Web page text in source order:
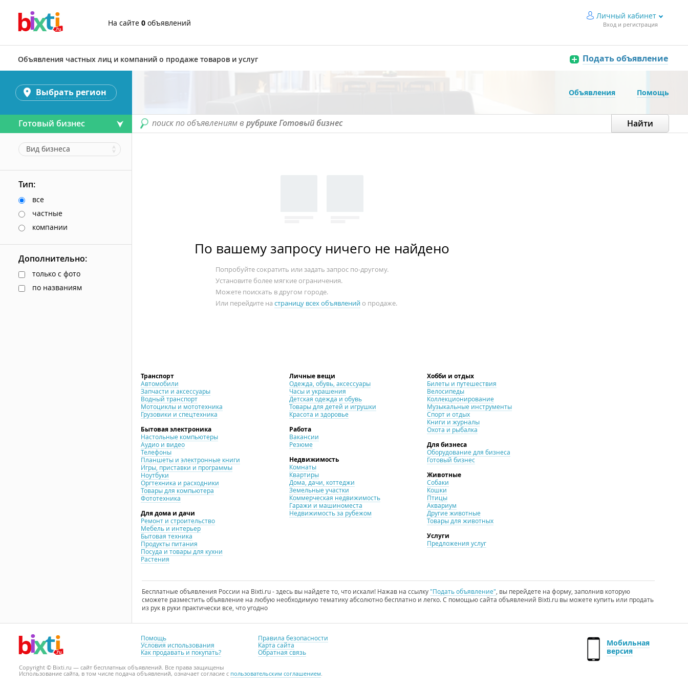
На сайте 0 объявлений
Личный кабинет
Вход и регистрация
Объявления частных лиц и компаний о продаже товаров и услуг Подать объявление
Объявления Помощь
поиск по объявлениям в рубрике Готовый бизнес
По вашему запросу ничего не найдено
Попробуйте сократить или задать запрос по-другому.
Установите более мягкие ограничения.
Можете поискать в другом городе.
Или перейдите на страницу всех объявленийо продаже.
Транспорт
Автомобили
Запчасти и аксессуары
Водный транспорт
Мотоциклы и мототехника
Грузовики и спецтехника
Бытовая электроника
Настольные компьютеры
Аудио и видео
Телефоны
Планшеты и электронные книги
Игры, приставки и программы
Ноутбуки
Оргтехника и расходники
Товары для компьютера
Фототехника
Для дома и дачи
Ремонт и строительство
Мебель и интерьер
Бытовая техника
Продукты питания
Посуда и товары для кухни
Растения
Личные вещи
Одежда, обувь, аксессуары
Часы и украшения
Детская одежда и обувь
Товары для детей и игрушки
Красота и здоровье
Работа
Вакансии
Резюме
Недвижимость
Комнаты
Квартиры
Дома, дачи, коттеджи
Земельные участки
Коммерческая недвижимость
Гаражи и машиноместа
Недвижимость за рубежом
Хобби и отдых
Билеты и путешествия
Велосипеды
Коллекционирование
Музыкальные инструменты
Спорт и отдых
Книги и журналы
Охота и рыбалка
Для бизнеса
Оборудование для бизнеса
Готовый бизнес
Животные
Собаки
Кошки
Птицы
Аквариум
Другие животные
Товары для животных
Услуги
Предложения услуг
Бесплатные объявления России на Bixti.ru - здесь вы найдете то, что искали! Нажав на ссылку"Подать объявление", вы перейдете на форму, заполнив которую
сможете разместить объявление на любую необходимую тематику абсолютно бесплатно и легко. С помощью сайта объявлений Bixti.ru вы можете купить или продать
из рук в руки практически все, что угодно
Выбрать регион
Готовый бизнес
Вид бизнеса
Тип:
все
частные
компании
Дополнительно:
только с фото
по названиям
Помощь
Условия использования
Как продавать и покупать?
Правила безопасности
Карта сайта
Обратная связь
Мобильная
версия
Copyright © Bixti.ru — сайт бесплатных объявлений. Все права защищены
Использование сайта, в том числе подача объявлений, означает согласие с пользовательским соглашением.